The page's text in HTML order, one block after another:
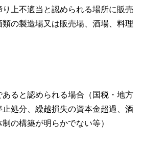
り上不適当と認められる場所に販売
の製造場又は販売場、酒場、料理
あると認められる場合（国税・地方
処分、繰越損失の資本金超過、酒
の構築が明らかでない等）